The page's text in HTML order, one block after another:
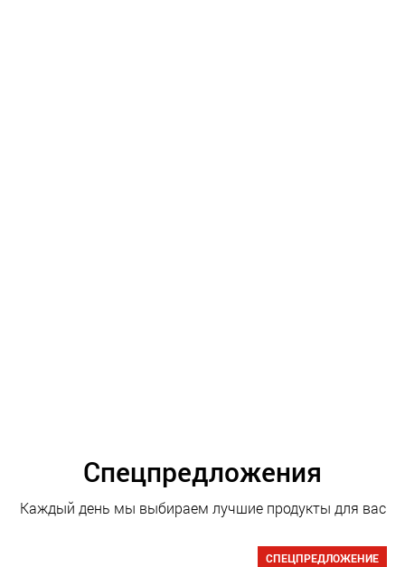
Спецпредложения
Каждый день мы выбираем лучшие продукты для вас
СПЕЦПРЕДЛОЖЕНИЕ